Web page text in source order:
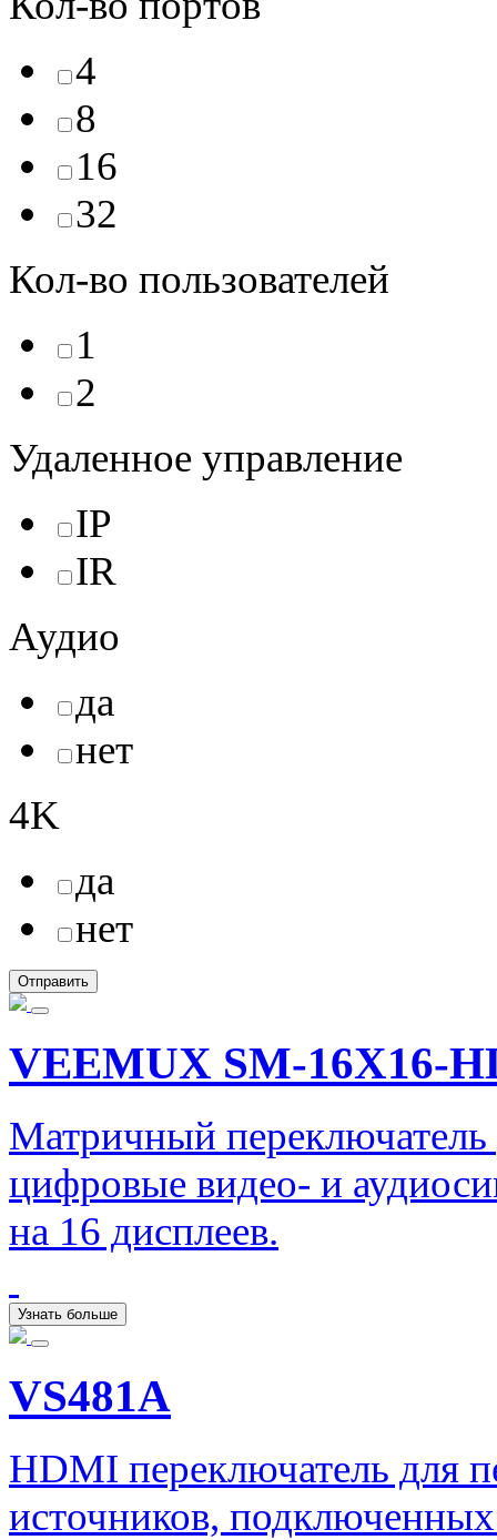
4
8
16
32
Кол-во пользователей
1
2
Удаленное управление
IP
IR
Аудио
да
нет
4K
да
нет
VEEMUX SM-16X16-
Матричный
цифровые видео- и
на 16 дисплеев.
Узнать больше
VS481A
HDMI переключатель для
источников,